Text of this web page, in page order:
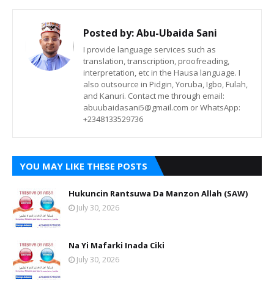
Posted by:Abu-Ubaida Sani
I provide language services such as
translation, transcription, proofreading,
interpretation, etc in the Hausa language. I
also outsource in Pidgin, Yoruba, Igbo, Fulah,
and Kanuri. Contact me through email:
abuubaidasani5@gmail.com or WhatsApp:
+2348133529736
YOU MAY LIKE THESE POSTS
Hukuncin Rantsuwa Da Manzon Allah (SAW)
July 30, 2026
Na Yi Mafarki Inada Ciki
July 30, 2026